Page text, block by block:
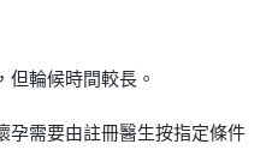
但輪候時間較長。
孕需要由註冊醫生按指定條件